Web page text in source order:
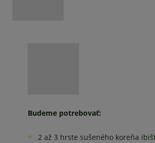
Budeme potrebovať:
2 až 3 hrste sušeného koreňa